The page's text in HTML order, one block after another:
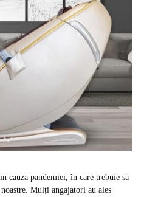
cauza pandemiei, în care trebuie să
Mulți angajatori au ales